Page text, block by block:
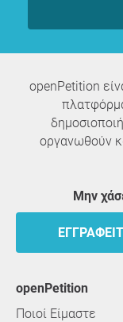
openPetition
οργανωθούν
Μην
openPetition
Ποιοί Είμαστε